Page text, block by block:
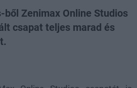
ből Zenimax Online Studios
csapat teljes marad és